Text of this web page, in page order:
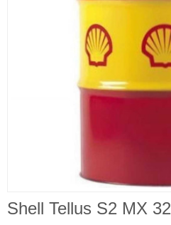
Shell Tellus S2 MX 32